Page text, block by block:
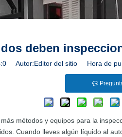
deben
0 Autor:Editor del sitio Hora de
métodos y equipos para la
Cuando lleves algún líquido al